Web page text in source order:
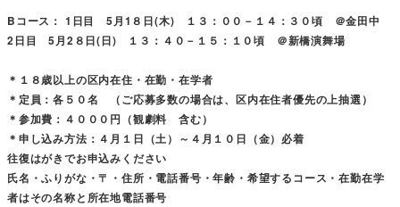
Bコース： 1日目 5月1８日(木) １３：００－１４：３０頃 ＠金田中
2日目 5月2８日(日) １３：４０－１５：１０頃 ＠新橋演舞場
＊１８歳以上の区内在住・在勤・在学者
＊定員：各５０名 （ご応募多数の場合は、区内在住者優先の上抽選）
＊参加費：４０００円（観劇料 含む）
＊申し込み方法：４月１日（土）～４月１０日（金）必着
往復はがきでお申込みください
氏名・ふりがな・〒・住所・電話番号・年齢・希望するコース・在勤在学
者はその名称と所在地電話番号